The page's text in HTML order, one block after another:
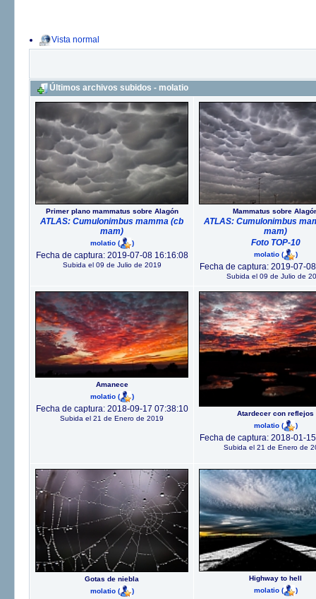
Vista normal
Últimos archivos subidos - molatio
Primer plano mammatus sobre Alagón
ATLAS: Cumulonimbus mamma (cb
mam)
molatio( )
Fecha de captura: 2019-07-08 16:16:08
Subida el 09 de Julio de 2019
Mammatus sobre
ATLAS: Cumulonimbus
mam)
Foto TOP-10
molatio( )
Fecha de captura: 2019-07-
Subida el 09 de Julio de
Amanece
molatio( )
Fecha de captura: 2018-09-17 07:38:10
Subida el 21 de Enero de 2019
Atardecer con reflejos
molatio( )
Fecha de captura: 2018-01-
Subida el 21 de Enero de
Gotas de niebla
molatio( )
Highway to hell
molatio( )